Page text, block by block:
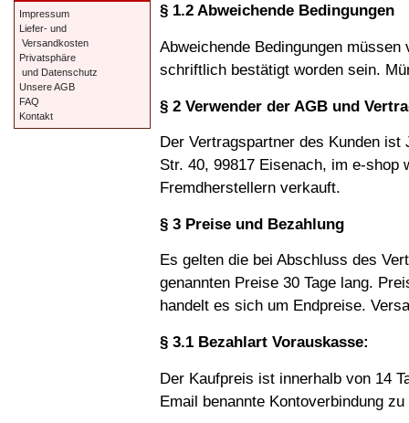
§ 1.2 Abweichende Bedingungen
Abweichende Bedingungen
schriftlich bestätigt worden sein.
§ 2 Verwender der AGB und
Der Vertragspartner des Kunden
Str. 40, 99817 Eisenach, im e-shop
Fremdherstellern verkauft.
§ 3 Preise und Bezahlung
Es gelten die bei Abschluss des
genannten Preise 30 Tage lang.
handelt es sich um Endpreise.
§ 3.1 Bezahlart Vorauskasse:
Der Kaufpreis ist innerhalb von 14
Email benannte Kontoverbindung
Impressum
Liefer- und
Versandkosten
Privatsphäre
und Datenschutz
Unsere AGB
FAQ
Kontakt